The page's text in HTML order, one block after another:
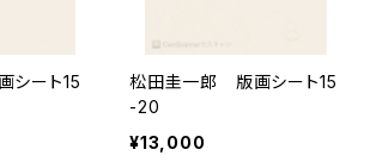
ート15
松田圭一郎 版画シート15
-20
¥13,000